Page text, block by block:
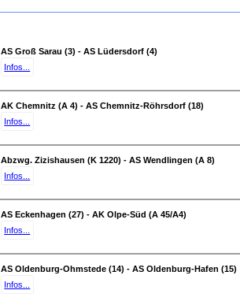
AS Groß Sarau (3) - AS Lüdersdorf (4)
Infos...
AK Chemnitz (A 4) - AS Chemnitz-Röhrsdorf (18)
Infos...
Abzwg. Zizishausen (K 1220) - AS Wendlingen (A 8)
Infos...
AS Eckenhagen (27) - AK Olpe-Süd (A 45/A4)
Infos...
AS Oldenburg-Ohmstede (14) - AS Oldenburg-Hafen (15)
Infos...